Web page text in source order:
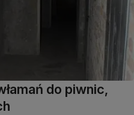
do piwnic,